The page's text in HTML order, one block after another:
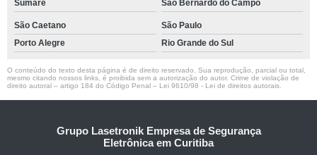
Sumaré São Bernardo do Campo
São Caetano
São Paulo
Porto Alegre
Rio Grande do Sul
O conteúdo do texto desta página é de direito reservado. Sua reprodução, parcial ou total,
mesmo citando nossos links, é proibida sem a autorização do autor. Crime de violação de
direito autoral – artigo 184 do Código Penal – Lei 9610/98 - Lei de direitos autorais
Grupo Lasetronik Empresa de Segurança
Eletrônica em Curitiba